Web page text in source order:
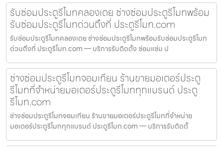
รับซ่อมประตูรีโมทคลองเตย ช่างซ่อมประตูรีโมทพร้อม
รับซ่อมประตูรีโมทด่วนถึงที่ ประตูรีโมท.com
รับซ่อมประตูรีโมทคลองเตย ช่างซ่อมประตูรีโมทพร้อมรับซ่อมประตูรีโมท
ด่วนถึงที่ ประตูรีโมท.com — บริการรับติดตั้ง ซ่อมแซ่ม ป
ช่างซ่อมประตูรีโมทจอมเทียน ร้านขายมอเตอร์ประตู
รีโมทที่จำหน่ายมอเตอร์ประตูรีโมททุกแบรนด์ ประตู
รีโมท.com
ช่างซ่อมประตูรีโมทจอมเทียน ร้านขายมอเตอร์ประตูรีโมทที่จำหน่าย
มอเตอร์ประตูรีโมททุกแบรนด์ ประตูรีโมท.com — บริการรับติดตั้